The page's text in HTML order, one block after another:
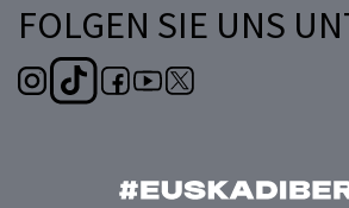
FOLGEN SIE UNS